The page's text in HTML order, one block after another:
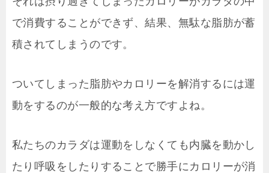
で消費することができず、結果、無駄な脂肪が蓄
積されてしまうのです。
ついてしまった脂肪やカロリーを解消するには運
動をするのが一般的な考え方ですよね。
私たちのカラダは運動をしなくても内臓を動かし
たり呼吸をしたりすることで勝手にカロリーが消